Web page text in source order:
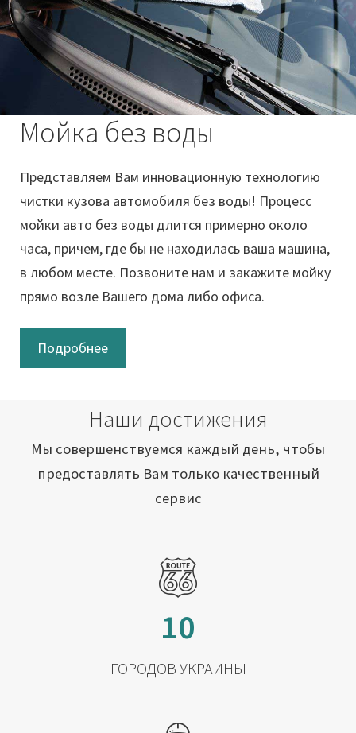
Мойка без воды
Представляем Вам инновационную технологию
чистки кузова автомобиля без воды! Процесс
мойки авто без воды длится примерно около
часа, причем, где бы не находилась ваша машина,
в любом месте. Позвоните нам и закажите мойку
прямо возле Вашего дома либо офиса.
Подробнее
Наши достижения
Мы совершенствуемся каждый день, чтобы
предоставлять Вам только качественный
сервис
10
ГОРОДОВ УКРАИНЫ